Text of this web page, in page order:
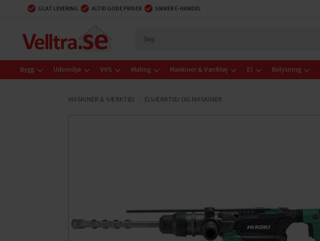
GLAT LEVERING ALTID GODE PRISER SIKKER E-HANDEL
Bygg Udemiljø VVS Maling Maskiner & Værktøj El Belysning
MASKINER & VÆRKTØJ ELVÆRKTØJ OG MASKINER